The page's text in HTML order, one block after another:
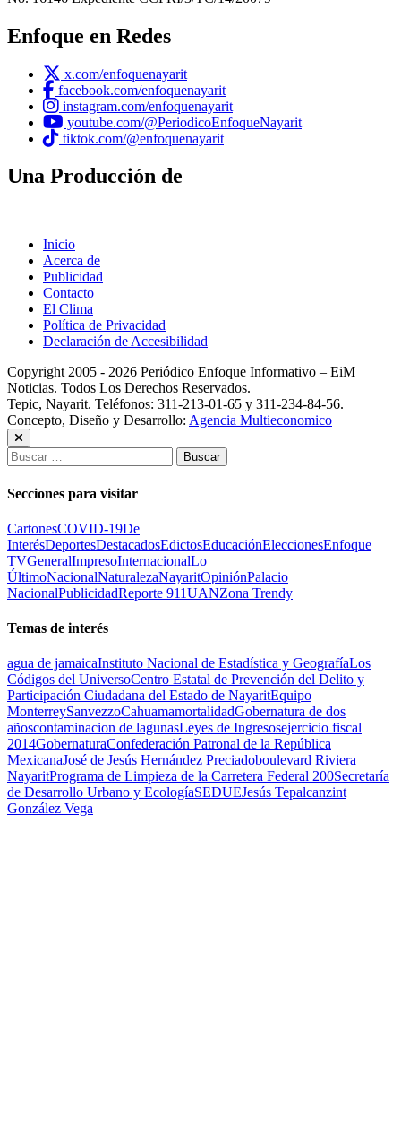
Enfoque en Redes
x.com/enfoquenayarit
facebook.com/enfoquenayarit
instagram.com/enfoquenayarit
youtube.com/@PeriodicoEnfoqueNayarit
tiktok.com/@enfoquenayarit
Una Producción de
Inicio
Acerca de
Publicidad
Contacto
El Clima
Política de Privacidad
Declaración de Accesibilidad
Copyright 2005 - 2026 Periódico Enfoque Informativo – EiM
Noticias. Todos Los Derechos Reservados.
Tepic, Nayarit. Teléfonos: 311-213-01-65 y 311-234-84-56.
Concepto, Diseño y Desarrollo: Agencia Multieconomico
Buscar:
Secciones para visitar
CartonesCOVID-19De
InterésDeportesDestacadosEdictosEducaciónEleccionesEnfoque
TVGeneralImpresoInternacionalLo
ÚltimoNacionalNaturalezaNayaritOpiniónPalacio
NacionalPublicidadReporte 911UANZona Trendy
Temas de interés
agua de jamaicaInstituto Nacional de Estadística y GeografíaLos
Códigos del UniversoCentro Estatal de Prevención del Delito y
Participación Ciudadana del Estado de NayaritEquipo
MonterreySanvezzoCahuamamortalidadGobernatura de dos
añoscontaminacion de lagunasLeyes de Ingresosejercicio fiscal
2014GobernaturaConfederación Patronal de la República
MexicanaJosé de Jesús Hernández Preciadoboulevard Riviera
NayaritPrograma de Limpieza de la Carretera Federal 200Secretaría
de Desarrollo Urbano y EcologíaSEDUEJesús Tepalcanzint
González Vega